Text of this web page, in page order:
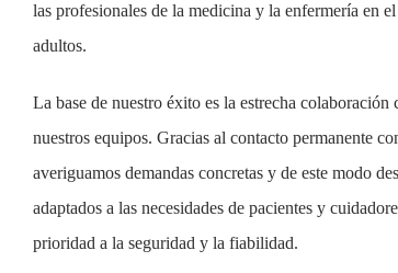
las profesionales de la medicina y la enfermería en
adultos.
La base de nuestro éxito es la estrecha
nuestros equipos. Gracias al contacto permanente
averiguamos demandas concretas y de este modo
adaptados a las necesidades de pacientes y
prioridad a la seguridad y la fiabilidad.